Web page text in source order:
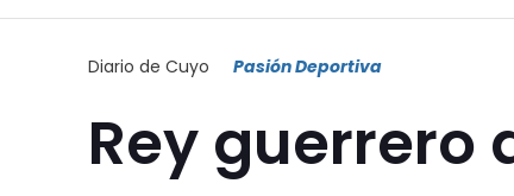
Diario de Cuyo Pasión Deportiva
Rey guerrero